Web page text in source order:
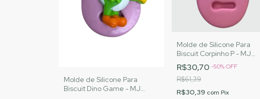
Molde de Silicone Para
Biscuit Dino Game - MJ
Molde de Silicone Para
Biscuit Corpinho P - MJ
Artesanatos |Cód. 3055
R$30,70-50%OFF
R$61,39
R$30,39 com Pix